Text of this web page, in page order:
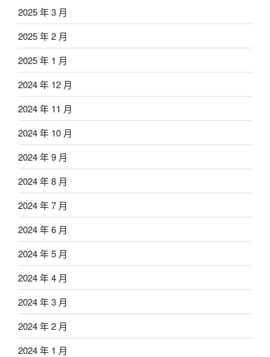
2025 年 3 月
2025 年 2 月
2025 年 1 月
2024 年 12 月
2024 年 11 月
2024 年 10 月
2024 年 9 月
2024 年 8 月
2024 年 7 月
2024 年 6 月
2024 年 5 月
2024 年 4 月
2024 年 3 月
2024 年 2 月
2024 年 1 月